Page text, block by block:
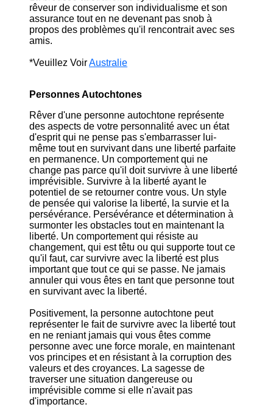
rêveur de conserver son individualisme et son
assurance tout en ne devenant pas snob à
propos des problèmes qu'il rencontrait avec ses
amis.
*Veuillez VoirAustralie
Personnes Autochtones
Rêver d'une personne autochtone représente
des aspects de votre personnalité avec un état
d'esprit qui ne pense pas s'embarrasser lui-
même tout en survivant dans une liberté parfaite
en permanence. Un comportement qui ne
change pas parce qu'il doit survivre à une liberté
imprévisible. Survivre à la liberté ayant le
potentiel de se retourner contre vous. Un style
de pensée qui valorise la liberté, la survie et la
persévérance. Persévérance et détermination à
surmonter les obstacles tout en maintenant la
liberté. Un comportement qui résiste au
changement, qui est têtu ou qui supporte tout ce
qu'il faut, car survivre avec la liberté est plus
important que tout ce qui se passe. Ne jamais
annuler qui vous êtes en tant que personne tout
en survivant avec la liberté.
Positivement, la personne autochtone peut
représenter le fait de survivre avec la liberté tout
en ne reniant jamais qui vous êtes comme
personne avec une force morale, en maintenant
vos principes et en résistant à la corruption des
valeurs et des croyances. La sagesse de
traverser une situation dangereuse ou
imprévisible comme si elle n'avait pas
d'importance.